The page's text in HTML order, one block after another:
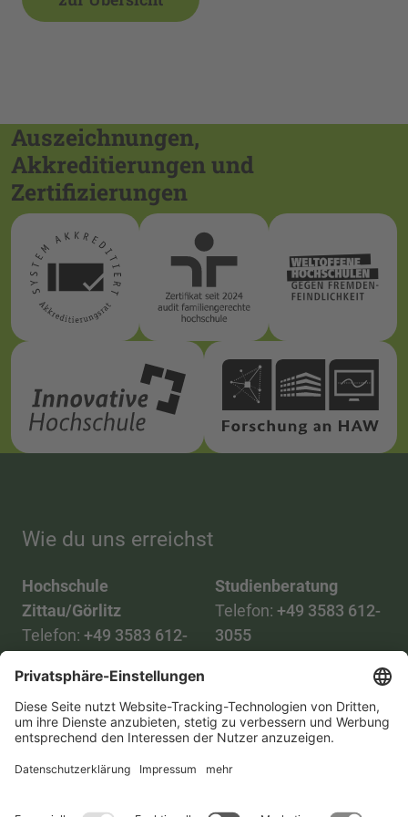
Auszeichnungen,
Akkreditierungen und
Zertifizierungen
Wie du uns erreichst
Hochschule
Zittau/Görlitz
Telefon: +49 3583 612-
Mail:info(at)hszg.de
Studienberatung
Telefon: +49 3583 612-
3055
Mail:
stud.info(at)hszg.de